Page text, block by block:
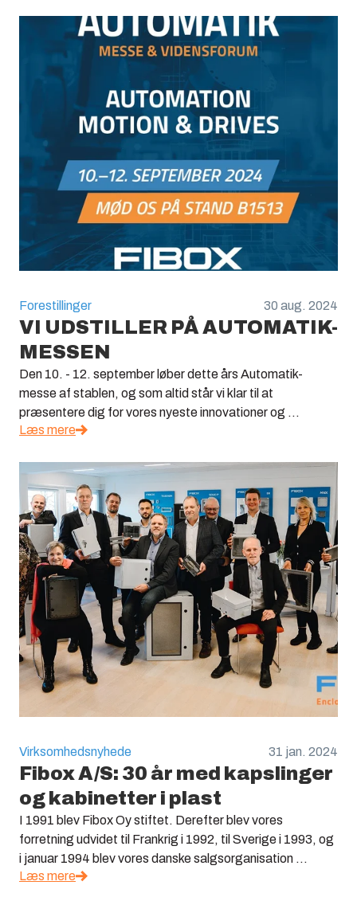
Forestillinger 30 aug. 2024
VI UDSTILLER PÅ AUTOMATIK-
MESSEN
Den 10. - 12. september løber dette års Automatik-
messe af stablen, og som altid står vi klar til at
præsentere dig for vores nyeste innovationer og ...
Læs mere
Virksomhedsnyhede 31 jan. 2024
Fibox A/S: 30 år med kapslinger
og kabinetter i plast
I 1991 blev Fibox Oy stiftet. Derefter blev vores
forretning udvidet til Frankrig i 1992, til Sverige i 1993, og
i januar 1994 blev vores danske salgsorganisation ...
Læs mere